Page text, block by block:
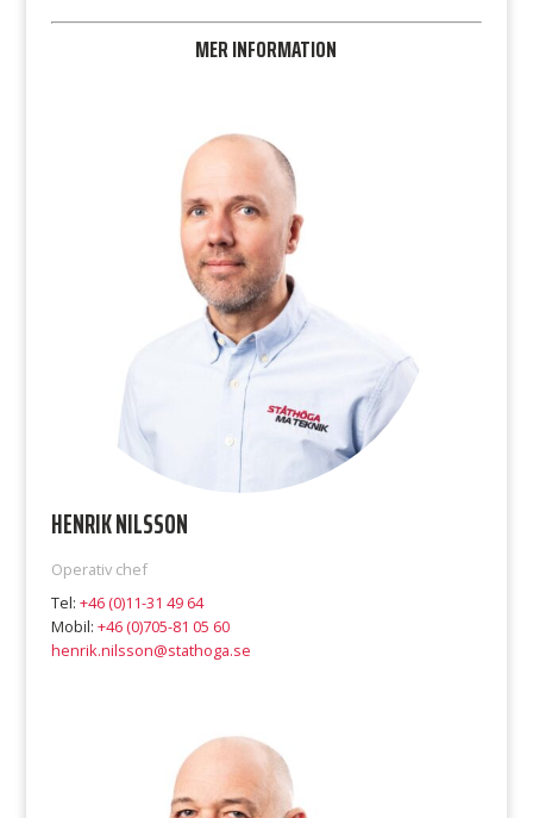
MER INFORMATION
HENRIK NILSSON
Operativ chef
Tel: +46 (0)11-31 49 64
Mobil: +46 (0)705-81 05 60
henrik.nilsson@stathoga.se